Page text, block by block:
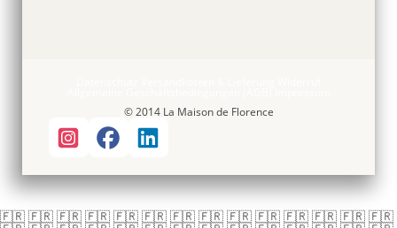
© 2014 La Maison de Florence
🇫🇷 🇫🇷 🇫🇷 🇫🇷 🇫🇷 🇫🇷 🇫🇷 🇫🇷 🇫🇷 🇫🇷 🇫🇷 🇫🇷 🇫🇷 🇫🇷